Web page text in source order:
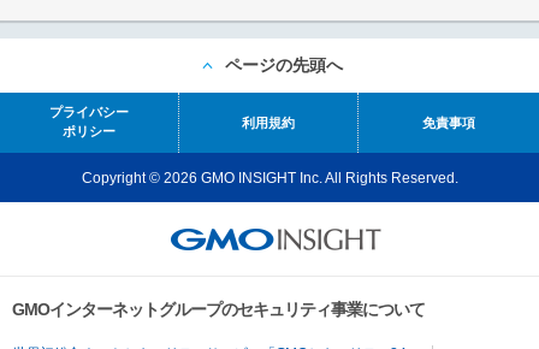
ページの先頭へ
プライバシー
ポリシー
利用規約 免責事項
Copyright © 2026 GMO INSIGHT Inc. All Rights Reserved.
GMOインターネットグループのセキュリティ事業について